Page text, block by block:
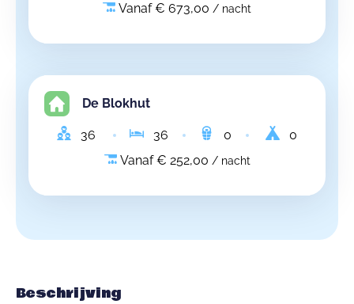
Vanaf € 673,00 / nacht
De Blokhut
36 36 0
0
Vanaf € 252,00 / nacht
Beschrijving